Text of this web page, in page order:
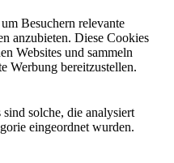
Besuchern relevante
anzubieten. Diese Cookies
Websites und sammeln
Werbung bereitzustellen.
solche, die analysiert
eingeordnet wurden.